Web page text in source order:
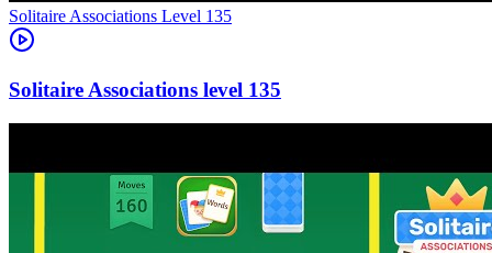
Level 135
135